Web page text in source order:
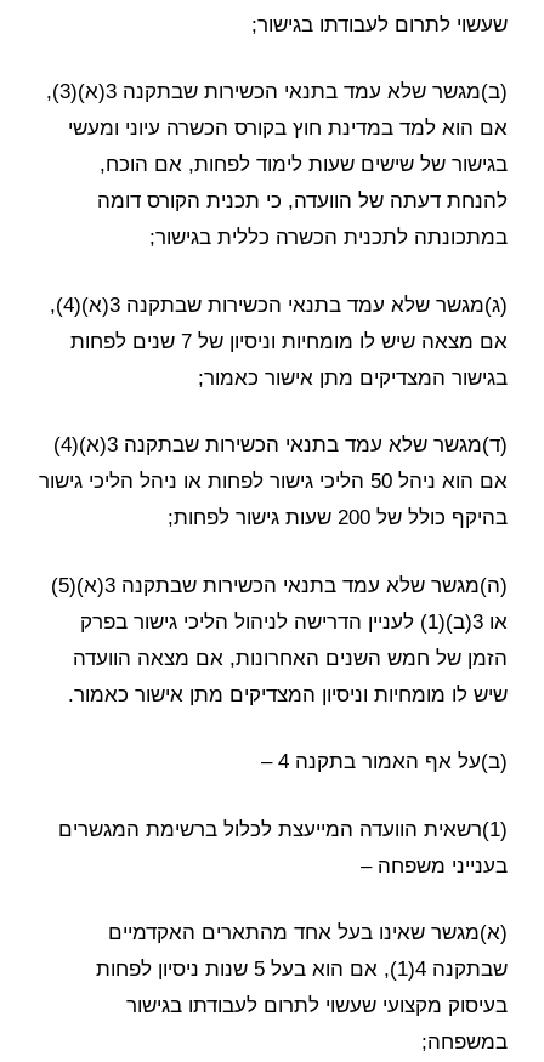
שעשוי לתרום לעבודתו בגישור;
(ב)מגשר שלא עמד בתנאי הכשירות שבתקנה 3(א)(3),
אם הוא למד במדינת חוץ בקורס הכשרה עיוני ומעשי
בגישור של שישים שעות לימוד לפחות, אם הוכח,
להנחת דעתה של הוועדה, כי תכנית הקורס דומה
במתכונתה לתכנית הכשרה כללית בגישור;
(ג)מגשר שלא עמד בתנאי הכשירות שבתקנה 3(א)(4),
אם מצאה שיש לו מומחיות וניסיון של 7 שנים לפחות
בגישור המצדיקים מתן אישור כאמור;
(ד)מגשר שלא עמד בתנאי הכשירות שבתקנה 3(א)(4)
אם הוא ניהל 50 הליכי גישור לפחות או ניהל הליכי גישור
בהיקף כולל של 200 שעות גישור לפחות;
(ה)מגשר שלא עמד בתנאי הכשירות שבתקנה 3(א)(5)
או 3(ב)(1) לעניין הדרישה לניהול הליכי גישור בפרק
הזמן של חמש השנים האחרונות, אם מצאה הוועדה
שיש לו מומחיות וניסיון המצדיקים מתן אישור כאמור.
(ב)על אף האמור בתקנה 4 –
(1)רשאית הוועדה המייעצת לכלול ברשימת המגשרים
בענייני משפחה –
(א)מגשר שאינו בעל אחד מהתארים האקדמיים
שבתקנה 4(1), אם הוא בעל 5 שנות ניסיון לפחות
בעיסוק מקצועי שעשוי לתרום לעבודתו בגישור
במשפחה;